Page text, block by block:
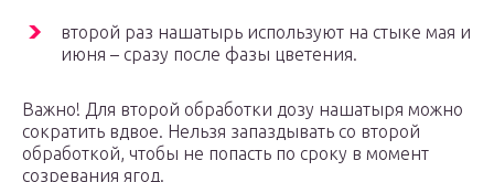
второй раз нашатырь используют на стыке мая и
июня – сразу после фазы цветения.
Важно! Для второй обработки дозу нашатыря можно
сократить вдвое. Нельзя запаздывать со второй
обработкой, чтобы не попасть по сроку в момент
созревания ягод.